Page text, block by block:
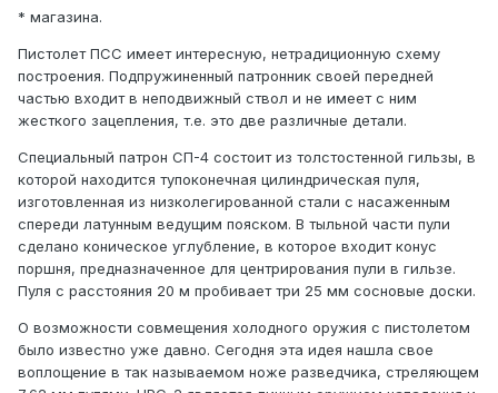
* магазина.
Пистолет ПСС имеет интересную, нетрадиционную схему
построения. Подпружиненный патронник своей передней
частью входит в неподвижный ствол и не имеет с ним
жесткого зацепления, т.е. это две различные детали.
Специальный патрон СП-4 состоит из толстостенной гильзы, в
которой находится тупоконечная цилиндрическая пуля,
изготовленная из низколегированной стали с насаженным
спереди латунным ведущим пояском. В тыльной части пули
сделано коническое углубление, в которое входит конус
поршня, предназначенное для центрирования пули в гильзе.
Пуля с расстояния 20 м пробивает три 25 мм сосновые доски.
О возможности совмещения холодного оружия с пистолетом
было известно уже давно. Сегодня эта идея нашла свое
воплощение в так называемом ноже разведчика, стреляющем